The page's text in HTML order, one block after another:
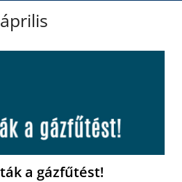
a gázfűtést!